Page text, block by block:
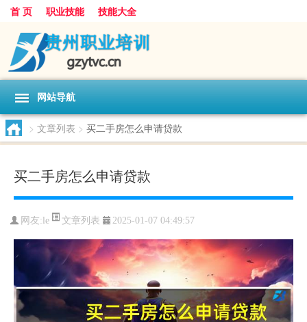
首 页 职业技能 技能大全
网站导航
> 文章列表 > 买二手房怎么申请贷款
买二手房怎么申请贷款
网友: le 文章列表 2025-01-07 04:49:57